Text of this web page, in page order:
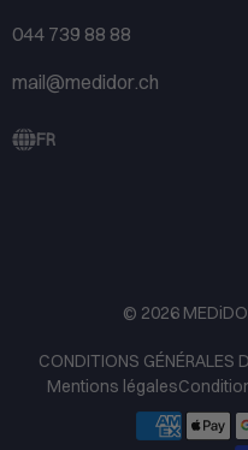
044 739 88 88
mail@medidor.ch
FR
© 2026
CONDITIONS GÉNÉRALES
Mentions légales